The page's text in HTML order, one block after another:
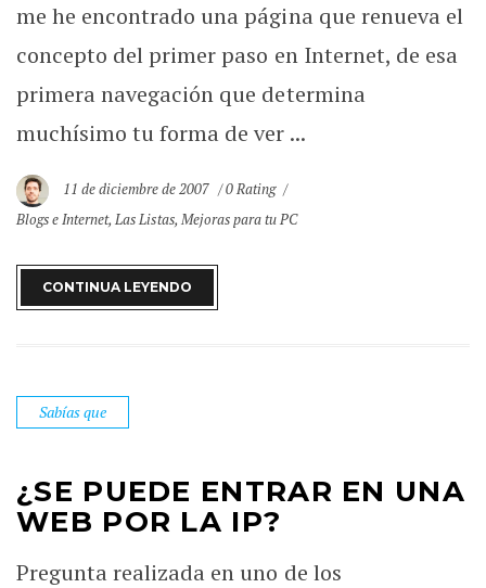
me he encontrado una página que renueva el
concepto del primer paso en Internet, de esa
primera navegación que determina
muchísimo tu forma de ver ...
11 de diciembre de 2007
0 Rating
Blogs e Internet,Las Listas,Mejoras para tu PC
CONTINUA LEYENDO
Sabías que
¿SE PUEDE ENTRAR EN UNA
WEB POR LA IP?
Pregunta realizada en uno de los